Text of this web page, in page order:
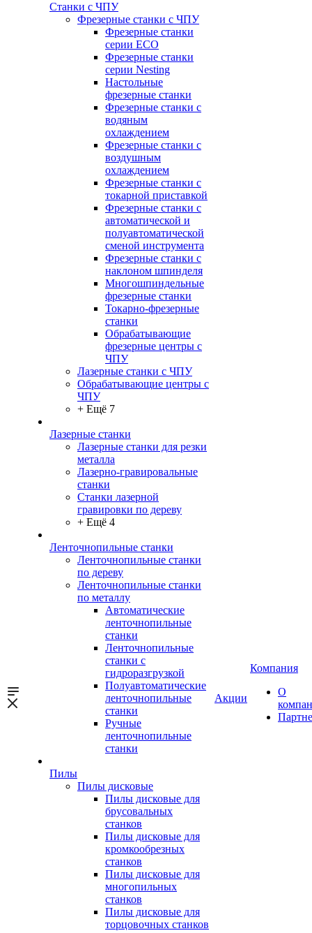
Станки с ЧПУ
Фрезерные станки с ЧПУ
Фрезерные станки
серии ECO
Фрезерные станки
серии Nesting
Настольные
фрезерные станки
Фрезерные станки с
водяным
охлаждением
Фрезерные станки с
воздушным
охлаждением
Фрезерные станки с
токарной приставкой
Фрезерные станки с
автоматической и
полуавтоматической
сменой инструмента
Фрезерные станки с
наклоном шпинделя
Многошпиндельные
фрезерные станки
Токарно-фрезерные
станки
Обрабатывающие
фрезерные центры с
ЧПУ
Лазерные станки с ЧПУ
Обрабатывающие центры с
ЧПУ
+ Ещё 7
Лазерные станки
Лазерные станки для резки
металла
Лазерно-гравировальные
станки
Станки лазерной
гравировки по дереву
+ Ещё 4
Ленточнопильные станки
Ленточнопильные станки
по дереву
Ленточнопильные станки
по металлу
Автоматические
ленточнопильные
станки
Ленточнопильные
станки с
гидроразгрузкой
Полуавтоматические
ленточнопильные
станки
Ручные
ленточнопильные
станки
Пилы
Пилы дисковые
Пилы дисковые для
брусовальных
станков
Пилы дисковые для
кромкообрезных
станков
Пилы дисковые для
многопильных
станков
Пилы дисковые для
торцовочных станков
Акции
Компания
О